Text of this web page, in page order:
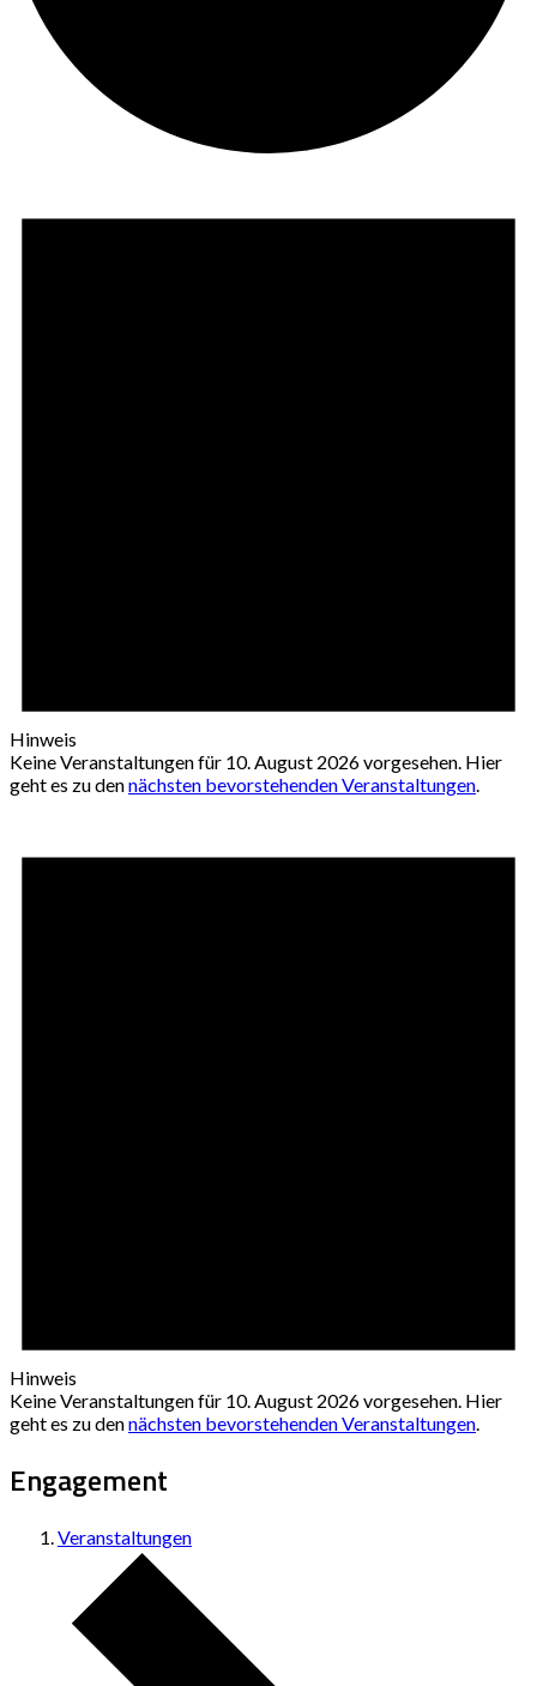
Hinweis
Keine Veranstaltungen für 10. August 2026 vorgesehen. Hier
geht es zu dennächsten bevorstehenden Veranstaltungen.
Hinweis
Keine Veranstaltungen für 10. August 2026 vorgesehen. Hier
geht es zu dennächsten bevorstehenden Veranstaltungen.
Engagement
Veranstaltungen